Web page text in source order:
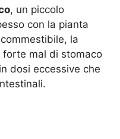
, un piccolo
con la pianta
la
forte mal di stomaco
dosi eccessive che